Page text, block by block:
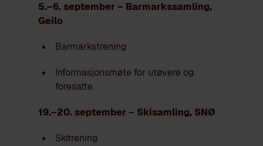
5.–6. september – Barmarkssamling,
Geilo
Barmarkstrening
Informasjonsmøte for utøvere og
foresatte
19.–20. september – Skisamling, SNØ
Skitrening